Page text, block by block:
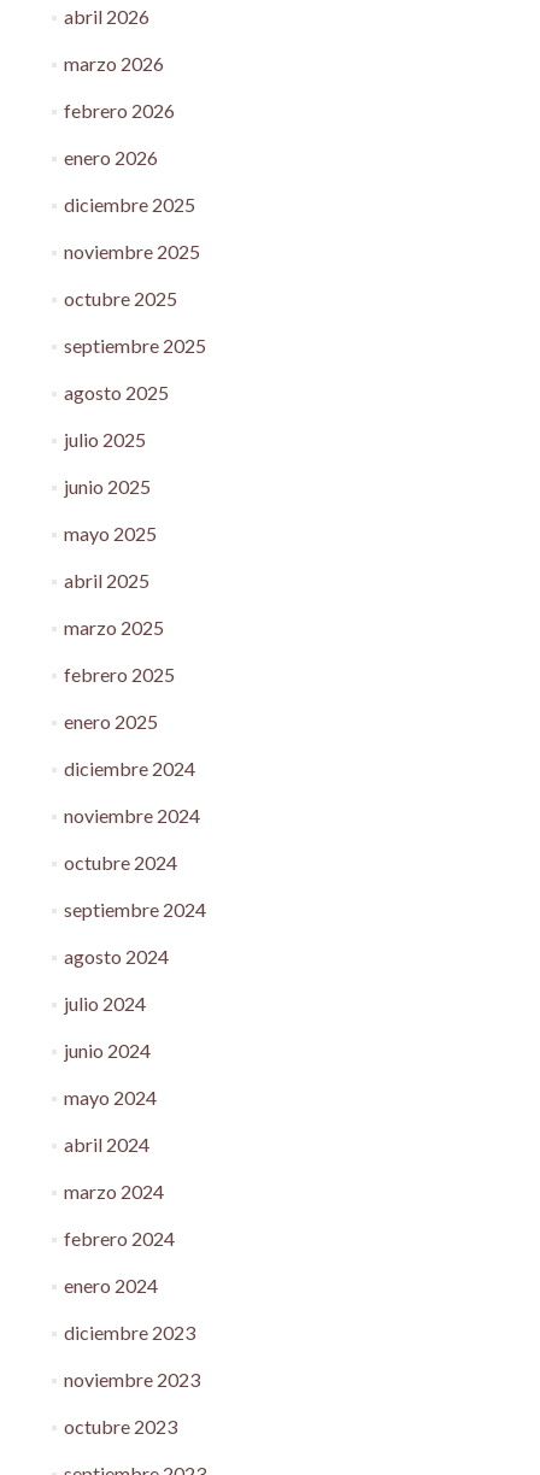
abril 2026
marzo 2026
febrero 2026
enero 2026
diciembre 2025
noviembre 2025
octubre 2025
septiembre 2025
agosto 2025
julio 2025
junio 2025
mayo 2025
abril 2025
marzo 2025
febrero 2025
enero 2025
diciembre 2024
noviembre 2024
octubre 2024
septiembre 2024
agosto 2024
julio 2024
junio 2024
mayo 2024
abril 2024
marzo 2024
febrero 2024
enero 2024
diciembre 2023
noviembre 2023
octubre 2023